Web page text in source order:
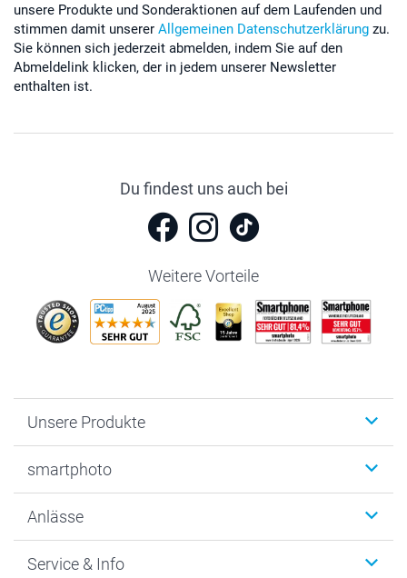
unsere Produkte und Sonderaktionen auf dem Laufenden und
stimmen damit unserer Allgemeinen Datenschutzerklärung zu.
Sie können sich jederzeit abmelden, indem Sie auf den
Abmeldelink klicken, der in jedem unserer Newsletter
enthalten ist.
Du findest uns auch bei
Weitere Vorteile
Unsere Produkte
Fotogeschenke
MyNameBook
Fotoabzüge, Fotos als Buch & Poster
smartphoto
Warum smartphoto
Datenschutz
Anlässe
Neujahr
Service & Info